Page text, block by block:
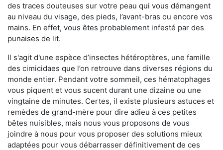
des traces douteuses sur votre peau qui vous démangent
au niveau du visage, des pieds, l’avant-bras ou encore vos
mains. En effet, vous êtes probablement infesté par des
punaises de lit.
Il s'agit d'une espèce d’insectes hétéroptères, une famille
des cimicidaes que l’on retrouve dans diverses régions du
monde entier. Pendant votre sommeil, ces hématophages
vous piquent et vous sucent durant une dizaine ou une
vingtaine de minutes. Certes, il existe plusieurs astuces et
remèdes de grand-mère pour dire adieu à ces petites
bêtes nuisibles, mais nous vous proposons de vous
joindre à nous pour vous proposer des solutions mieux
adaptées pour vous débarrasser définitivement de ces